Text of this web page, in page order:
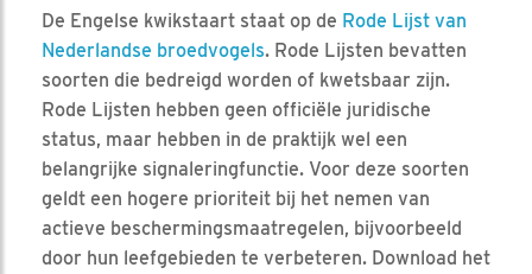
De Engelse kwikstaart staat op de Rode Lijst van
Nederlandse broedvogels. Rode Lijsten bevatten
soorten die bedreigd worden of kwetsbaar zijn.
Rode Lijsten hebben geen officiële juridische
status, maar hebben in de praktijk wel een
belangrijke signaleringfunctie. Voor deze soorten
geldt een hogere prioriteit bij het nemen van
actieve beschermingsmaatregelen, bijvoorbeeld
door hun leefgebieden te verbeteren. Download het